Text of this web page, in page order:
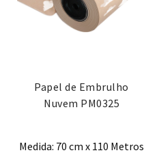
Papel de Embrulho
Nuvem PM0325
Medida: 70 cm x 110 Metros